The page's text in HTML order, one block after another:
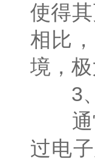
使得
相比
境，
3、
通常
过电